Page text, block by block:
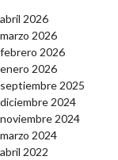
abril 2026
marzo 2026
febrero 2026
enero 2026
septiembre 2025
diciembre 2024
noviembre 2024
marzo 2024
abril 2022